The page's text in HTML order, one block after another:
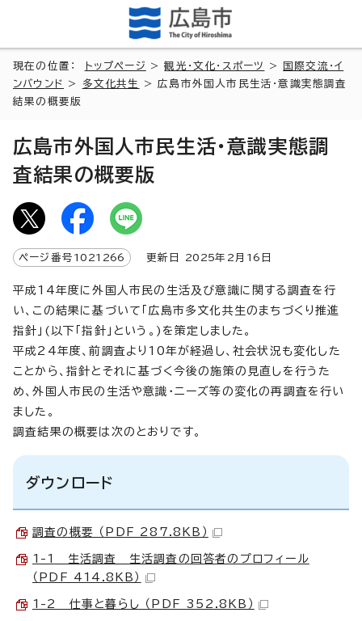
現在の位置： トップページ >観光・文化・スポーツ >
国際交流・イ
ンバウンド
> 多文化共生
> 広島市外国人市民生活・意識実態調査
結果の概要版
広島市外国人市民生活・意識実態調
査結果の概要版
ページ番号 1021266 更新日 2025年2月 16 日
平成14年度に外国人市民の生活及び意識に関する調査を行
い、この結果に基づいて「広島市多文化共生のまちづくり推進
指針」(以下「指針」という。)を策定しました。
平成24年度、前調査より10年が経過し、社会状況も変化した
ことから、指針とそれに基づく今後の施策の見直しを行うた
め、外国人市民の生活や意識・ニーズ等の変化の再調査を行い
ました。
調査結果の概要は次のとおりです。
ダウンロード
調査の概要 （PDF 287.8KB）
1-1 生活調査 生活調査の回答者のプロフィール
（PDF 414.8KB）
1-2 仕事と暮らし （PDF 352.8KB）